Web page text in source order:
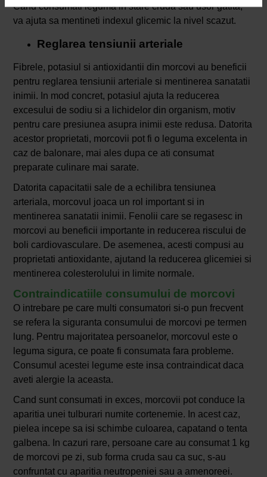
Cand consumati leguma in stare cruda sau usor gatita,
va ajuta sa mentineti indexul glicemic la nivel scazut.
Reglarea tensiunii arteriale
Fibrele, potasiul si antioxidantii din morcovi au beneficii
pentru reglarea tensiunii arteriale si mentinerea sanatatii
inimii. In mod concret, potasiul ajuta la reducerea
excesului de sodiu si a lichidelor din organism, motiv
pentru care presiunea asupra inimii este redusa. Datorita
acestor proprietati, morcovii pot fi o leguma excelenta in
caz de balonare, mai ales dupa ce ati consumat
preparate culinare mai sarate.
Datorita capacitatii sale de a echilibra tensiunea
arteriala, morcovul joaca un rol important si in
mentinerea sanatatii inimii. Fenolii care se regasesc in
morcovi au beneficii importante in reducerea riscului de
boli cardiovasculare. De asemenea, acesti compusi au
proprietati antioxidante, ajutand la reducerea glicemiei si
mentinerea colesterolului in limite normale.
Contraindicatiile consumului de morcovi
O intrebare pe care multi consumatori si-o pun frecvent
se refera la siguranta consumului de morcovi pe termen
lung. Pentru majoritatea persoanelor, morcovul este o
leguma sigura, ce poate fi consumata fara probleme.
Consumul acestei legume este insa contraindicat daca
aveti alergie la aceasta.
Cand sunt consumati in exces, morcovii pot conduce la
aparitia unei tulburari numite cortenemie. In acest caz,
pielea incepe sa isi schimbe culoarea, capatand o tenta
galbena. In cazuri rare, persoane care au consumat 1 kg
de morcovi pe zi, sub forma cruda sau ca suc, s-au
confruntat cu aparitia neutropeniei sau a amenoreei.